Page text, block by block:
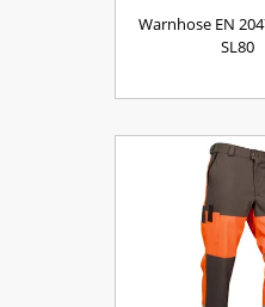
Warnhose EN
SL80